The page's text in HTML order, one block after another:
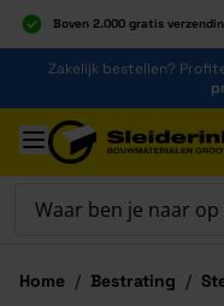
Boven 2.000 gratis
Al 40 jaar dé specialist
Alles onder één dak
Ga naar de inhoud
Zakelijk bestellen?
Ga naar hoofdinhoud
Home / Bestrating /